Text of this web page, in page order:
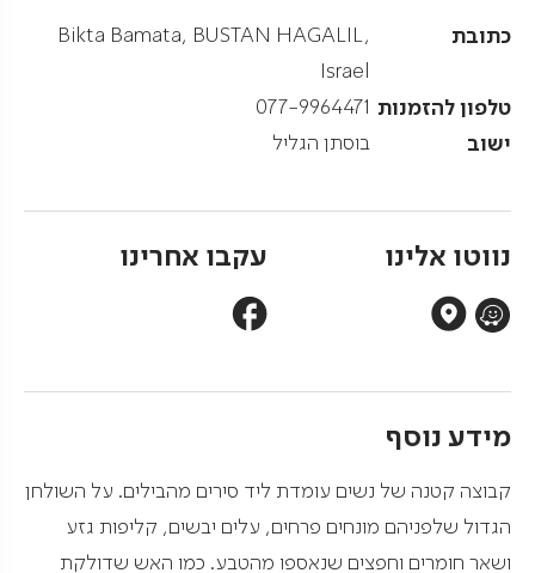
כתובת
Bikta Bamata, BUSTAN HAGALIL,
Israel
טלפון להזמנות 077-9964471
ישוב בוסתן הגליל
נווטו אלינו עקבו אחרינו
מידע נוסף
קבוצה קטנה של נשים עומדת ליד סירים מהבילים. על השולחן
הגדול שלפניהם מונחים פרחים, עלים יבשים, קליפות גזע
ושאר חומרים וחפצים שנאספו מהטבע. כמו האש שדולקת